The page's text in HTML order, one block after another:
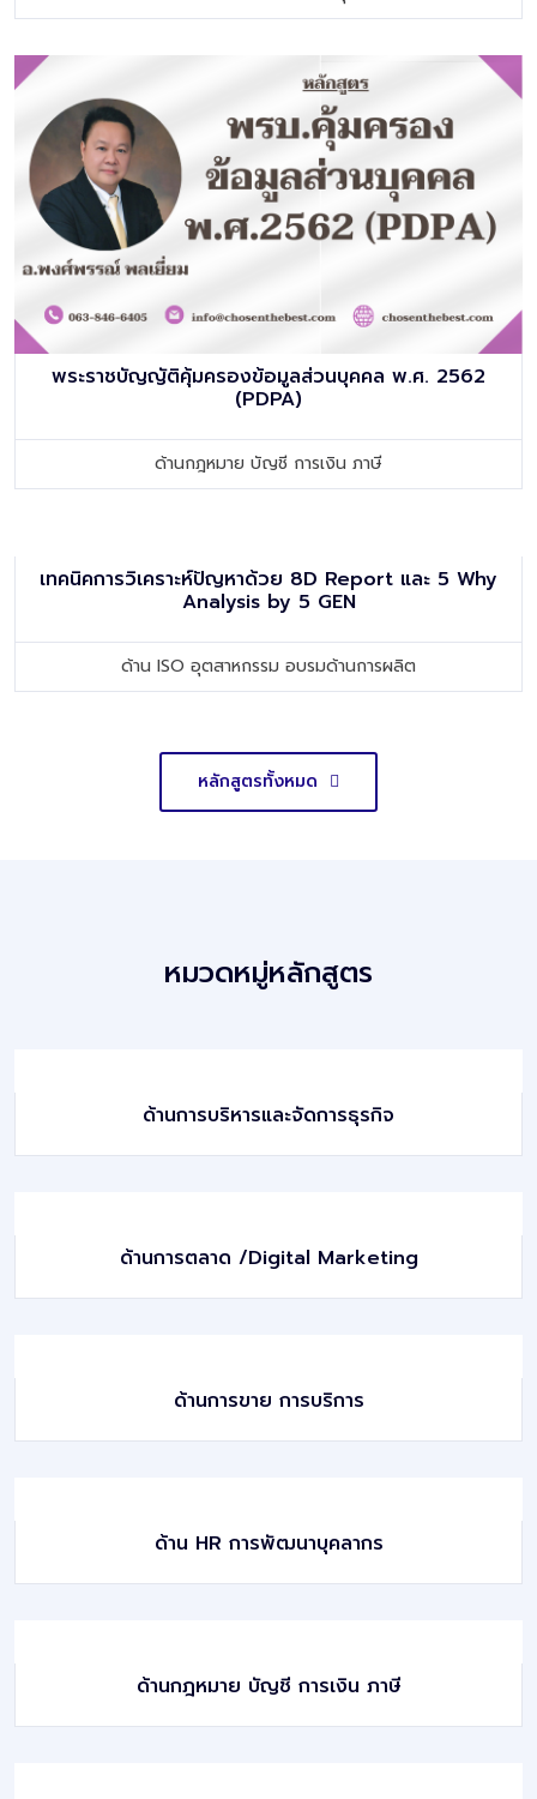
พระราชบัญญัติคุ้มครองข้อมูลส่วนบุคคล พ.ศ. 2562
(PDPA)
ด้านกฎหมาย บัญชี การเงิน ภาษี
เทคนิคการวิเคราะห์ปัญหาด้วย 8D Report และ 5 Why
Analysis by 5 GEN
ด้าน ISO อุตสาหกรรม อบรมด้านการผลิต
หลักสูตรทั้งหมด
หมวดหมู่หลักสูตร
ด้านการบริหารและจัดการธุรกิจ
ด้านการตลาด /Digital Marketing
ด้านการขาย การบริการ
ด้าน HR การพัฒนาบุคลากร
ด้านกฎหมาย บัญชี การเงิน ภาษี